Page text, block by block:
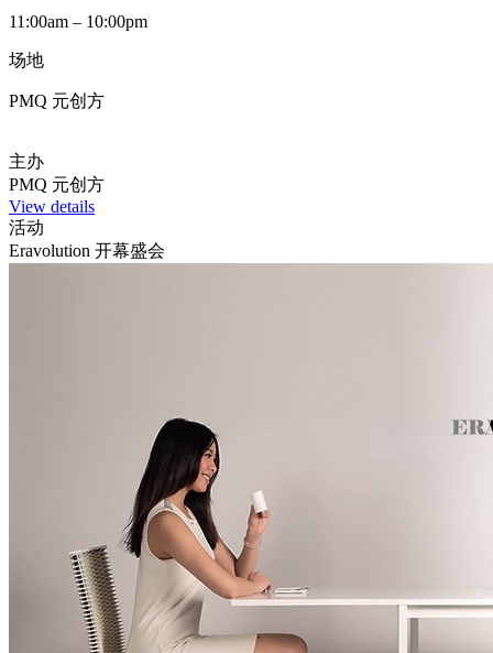
11:00am – 10:00pm
场地
PMQ 元创方
主办
PMQ 元创方
View details
活动
Eravolution 开幕盛会